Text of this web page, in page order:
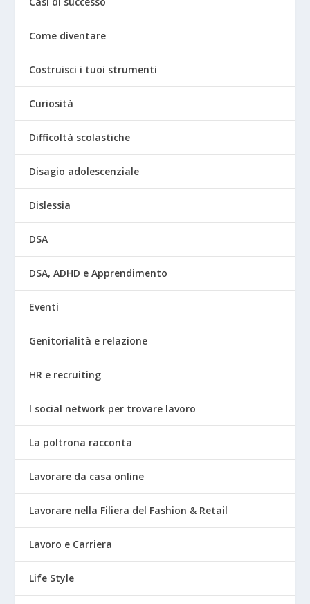
Come diventare
Costruisci i tuoi strumenti
Curiosità
Difficoltà scolastiche
Disagio adolescenziale
Dislessia
DSA
DSA, ADHD e Apprendimento
Eventi
Genitorialità e relazione
HR e recruiting
I social network per trovare lavoro
La poltrona racconta
Lavorare da casa online
Lavorare nella Filiera del Fashion & Retail
Lavoro e Carriera
Life Style